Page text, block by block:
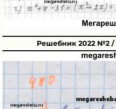
Решебник 2022 №2